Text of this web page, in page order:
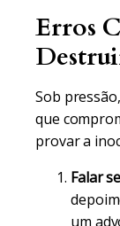
Erros
Sob
que
provar a
Falar
um